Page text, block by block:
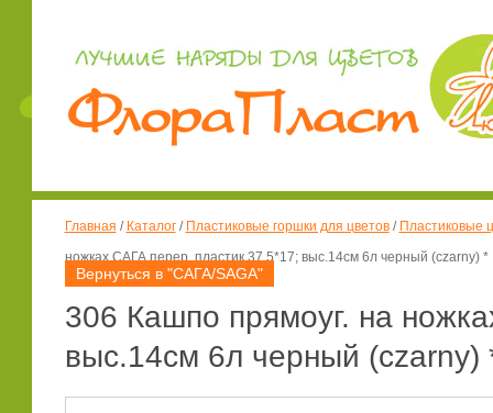
Главная / Каталог/ Пластиковые горшки для цветов/ Пластиковые
ножках САГА перер. пластик 37,5*17; выс.14см 6л черный (czarny) *
Вернуться в "САГА/SAGA"
306 Кашпо прямоуг. на
выс.14см 6л черный (czarny)